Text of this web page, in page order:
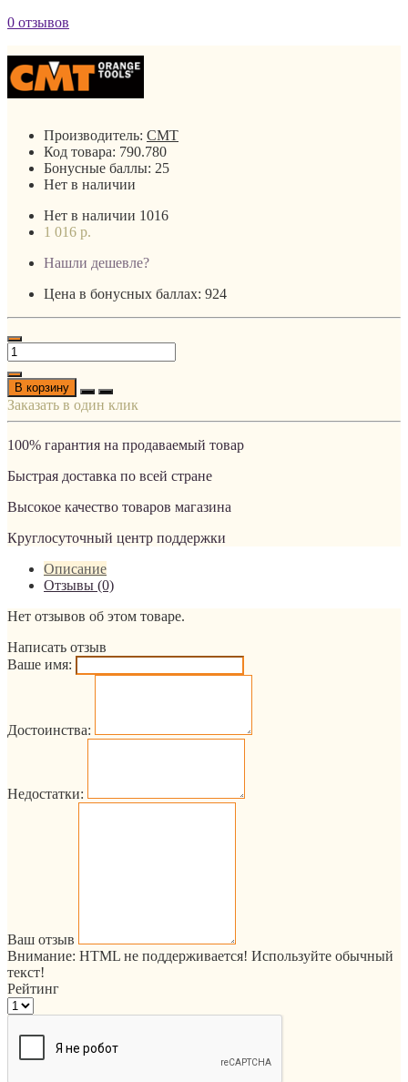
0 отзывов
Производитель: CMT
Код товара: 790.780
Бонусные баллы: 25
Нет в наличии
Нет в наличии 1016
1 016 р.
Нашли дешевле?
Цена в бонусных баллах: 924
В корзину
Заказать в один клик
100% гарантия на продаваемый товар
Быстрая доставка по всей стране
Высокое качество товаров магазина
Круглосуточный центр поддержки
Описание
Отзывы (0)
Нет отзывов об этом товаре.
Написать отзыв
Ваше имя:
Достоинства:
Недостатки:
Ваш отзыв
Внимание: HTML не поддерживается! Используйте обычный
текст!
Рейтинг